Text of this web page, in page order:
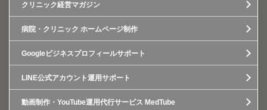
クリニック経営マガジン
病院・クリニック ホームページ制作
Googleビジネスプロフィールサポート
LINE公式アカウント運用サポート
動画制作・YouTube運用代行サービス MedTube